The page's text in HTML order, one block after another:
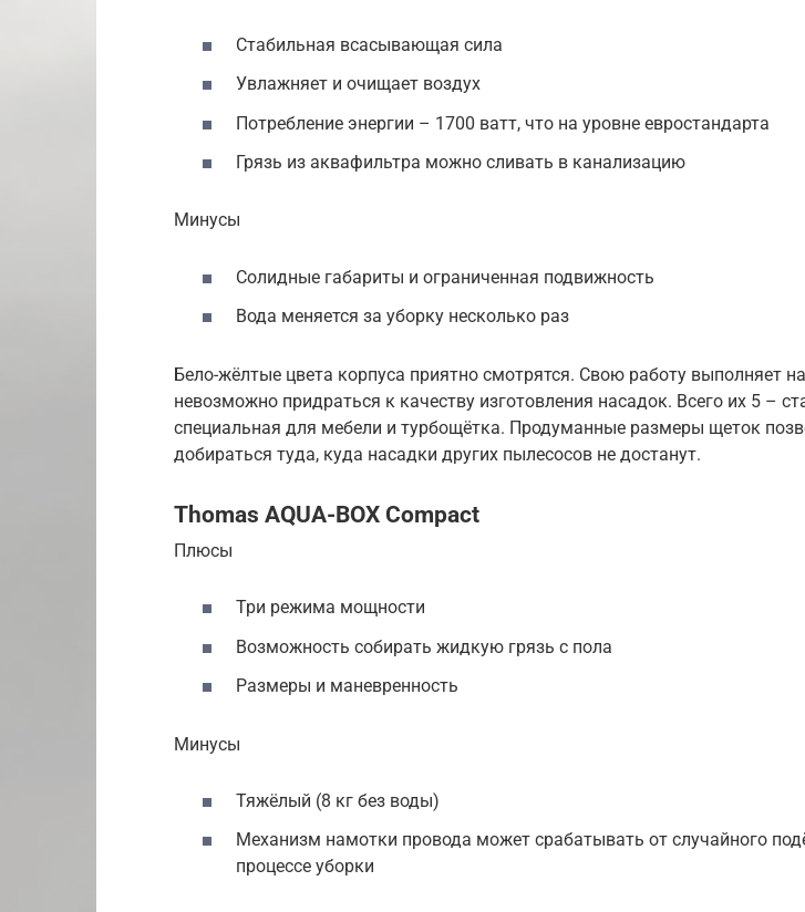
Стабильная всасывающая сила
Увлажняет и очищает воздух
Потребление энергии – 1700 ватт, что на уровне евростандарта
Грязь из аквафильтра можно сливать в канализацию
Минусы
Солидные габариты и ограниченная подвижность
Вода меняется за уборку несколько раз
Бело-жёлтые цвета корпуса приятно смотрятся. Свою работу выполняет
невозможно придраться к качеству изготовления насадок. Всего их 5 –
специальная для мебели и турбощётка. Продуманные размеры щеток
добираться туда, куда насадки других пылесосов не достанут.
Thomas AQUA-BOX Compact
Плюсы
Три режима мощности
Возможность собирать жидкую грязь с пола
Размеры и маневренность
Минусы
Тяжёлый (8 кг без воды)
Механизм намотки провода может срабатывать от случайного
процессе уборки